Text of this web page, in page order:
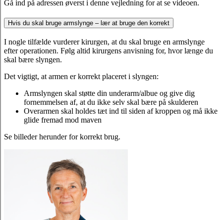
Gå ind på adressen øverst i denne vejledning for at se videoen.
Hvis du skal bruge armslynge – lær at bruge den korrekt
I nogle tilfælde vurderer kirurgen, at du skal bruge en armslynge
efter operationen. Følg altid kirurgens anvisning for, hvor længe du
skal bære slyngen.
Det vigtigt, at armen er korrekt placeret i slyngen:
Armslyngen skal støtte din underarm/albue og give dig
fornemmelsen af, at du ikke selv skal bære på skulderen
Overarmen skal holdes tæt ind til siden af kroppen og må ikke
glide fremad mod maven
Se billeder herunder for korrekt brug.